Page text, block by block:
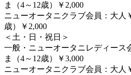
ま（4～12歳）￥2,000
ニューオータニクラブ会員：大人
歳）￥2,000
＜土・日・祝日＞
一般・ニューオータニレディース
ま（4～12歳）￥3,000
ニューオータニクラブ会員：大人